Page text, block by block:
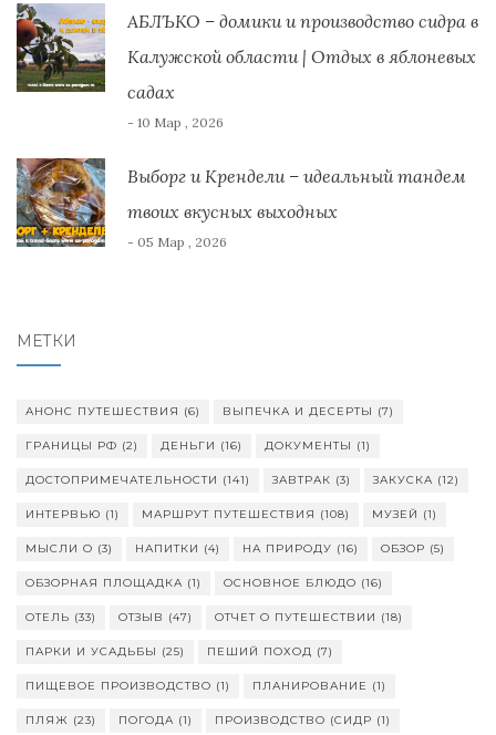
АБЛЪКО – домики и производство сидра в
Калужской области | Отдых в яблоневых
садах
- 10 Мар , 2026
Выборг и Крендели – идеальный тандем
твоих вкусных выходных
- 05 Мар , 2026
МЕТКИ
АНОНС ПУТЕШЕСТВИЯ (6) ВЫПЕЧКА И ДЕСЕРТЫ (7)
ГРАНИЦЫ РФ (2) ДЕНЬГИ (16) ДОКУМЕНТЫ (1)
ДОСТОПРИМЕЧАТЕЛЬНОСТИ (141) ЗАВТРАК (3) ЗАКУСКА (12)
ИНТЕРВЬЮ (1) МАРШРУТ ПУТЕШЕСТВИЯ (108) МУЗЕЙ (1)
МЫСЛИ О (3) НАПИТКИ (4) НА ПРИРОДУ (16) ОБЗОР (5)
ОБЗОРНАЯ ПЛОЩАДКА (1) ОСНОВНОЕ БЛЮДО (16)
ОТЕЛЬ (33) ОТЗЫВ (47) ОТЧЕТ О ПУТЕШЕСТВИИ (18)
ПАРКИ И УСАДЬБЫ (25) ПЕШИЙ ПОХОД (7)
ПИЩЕВОЕ ПРОИЗВОДСТВО (1) ПЛАНИРОВАНИЕ (1)
ПЛЯЖ (23) ПОГОДА (1) ПРОИЗВОДСТВО (СИДР (1)